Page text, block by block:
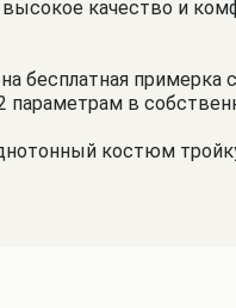
качество и
бесплатная примерка
параметрам в
костюм